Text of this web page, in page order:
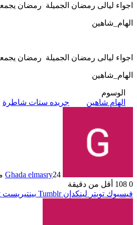
اجواء ليالى رمضان الجميلة رمضان
الهام_شاهين
اجواء ليالى رمضان الجميلة رمضان
الهام_شاهين
الوسوم
الهام شاهين
جريده ستات شاطرة
Ghada elmasry24 مارس، 2024
0
أقل من دقيقة
فيسبوك تويتر لينكدإن بينتيريست